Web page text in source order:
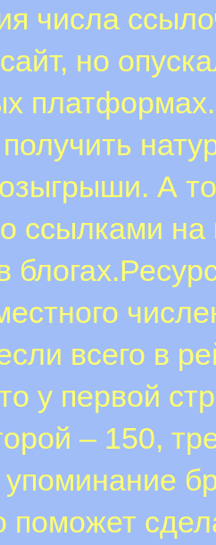
числа
но
А
ссылками
всего в
у первой
– 150,
упоминание
поможет